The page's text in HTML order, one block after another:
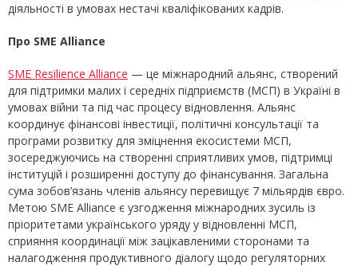
діяльності в умовах нестачі кваліфікованих кадрів.
Про SME Alliance
SME Resilience Alliance — це міжнародний альянс, створений
для підтримки малих і середніх підприємств (МСП) в Україні в
умовах війни та під час процесу відновлення. Альянс
координує фінансові інвестиції, політичні консультації та
програми розвитку для зміцнення екосистеми МСП,
зосереджуючись на створенні сприятливих умов, підтримці
інституцій і розширенні доступу до фінансування. Загальна
сума зобов’язань членів альянсу перевищує 7 мільярдів євро.
Метою SME Alliance є узгодження міжнародних зусиль із
пріоритетами українського уряду у відновленні МСП,
сприяння координації між зацікавленими сторонами та
налагодження продуктивного діалогу щодо регуляторних